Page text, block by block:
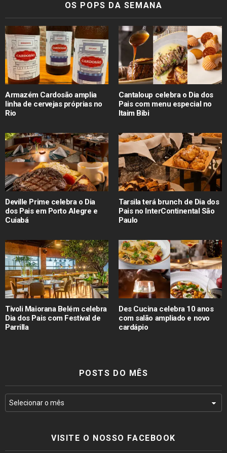
OS POPS DA SEMANA
Armazém Cardosão amplia
linha de cervejas próprias no
Rio
Cantaloup celebra o Dia dos
Pais com menu especial no
Itaim Bibi
Deville Prime celebra o Dia
dos Pais em Porto Alegre e
Cuiabá
Tarsila terá brunch de Dia dos
Pais no InterContinental São
Paulo
Tivoli Maiorana Belém celebra
Dia dos Pais com Festival de
Parrilla
Des Cucina celebra 10 anos
com salão ampliado e novo
cardápio
POSTS DO MÊS
VISITE O NOSSO FACEBOOK